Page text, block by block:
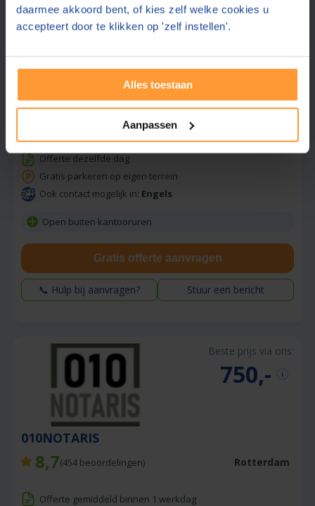
daarmee akkoord bent, of kies zelf welke cookies u
accepteert door te klikken op 'zelf instellen'.
Alles toestaan
Aanpassen
675,-
Hoekstra & Partners Notarissen
beoordelingen)
Offerte dezelfde dag
Gratis parkeren op eigen terrein
Ook contact mogelijk in: Engels
Open buiten kantooruren
Gratis offerte aanvragen
📞 Hulp bij aanvragen? Stuur een bericht
Beste prijs via ons:
750,-
010NOTARIS
8,7(454 beoordelingen) Rotterdam
Offerte gemiddeld binnen 1 werkdag